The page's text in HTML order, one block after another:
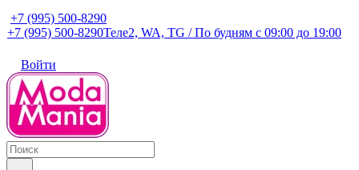
+7 (995) 500-8290
+7 (995) 500-8290Теле2, WA, TG / По будням c 09:00 до 19:00
Войти